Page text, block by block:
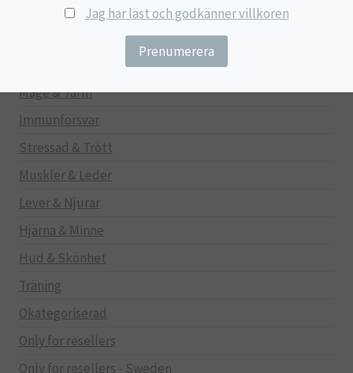
Mage & Tarm
Immunförsvar
Stressad & Trött
Muskler & Leder
Lever & Njurar
Hjärna & Minne
Hud & Skönhet
Träning
Okategoriserad
Only for resellers
Only for resellers - Sweden
Jag har läst och godkänner villkoren